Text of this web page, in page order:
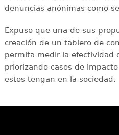
denuncias anónimas como
Expuso que una de sus
creación de un tablero de
permita medir la efectividad
priorizando casos de
estos tengan en la sociedad.